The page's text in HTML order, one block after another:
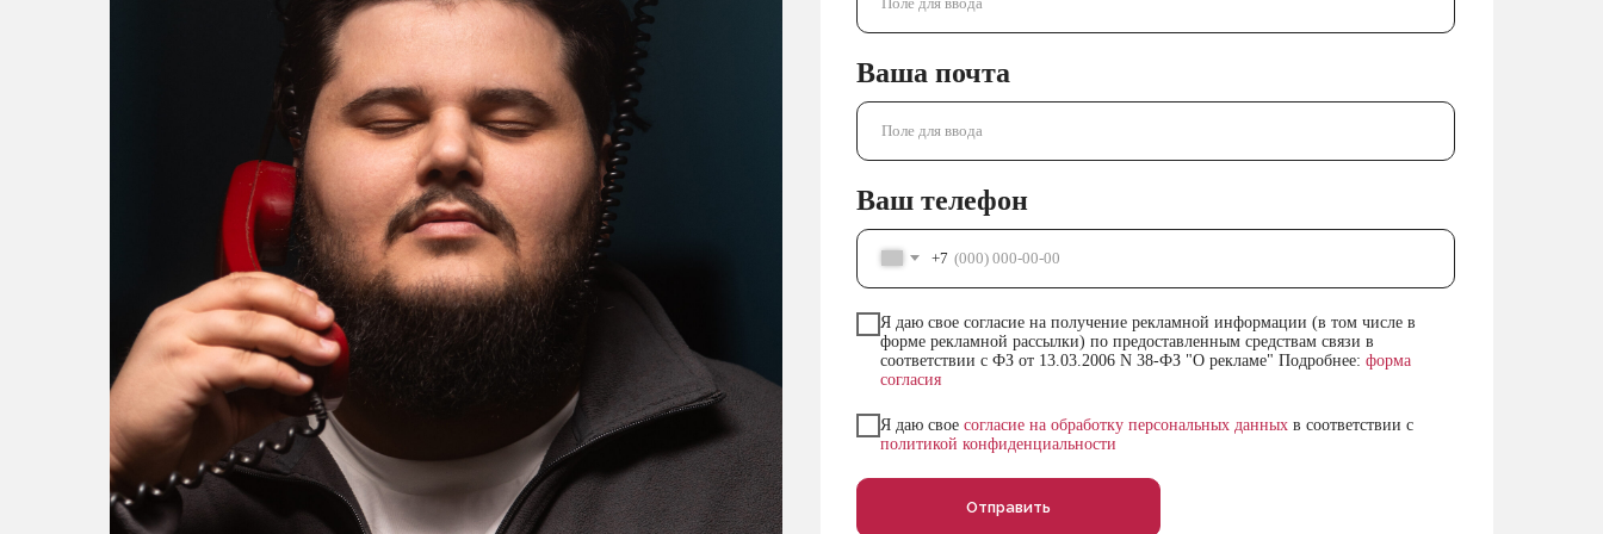
Ваша почта
Ваш телефон
+7
Я даю свое согласие на получение рекламной информации (в том числе в
форме рекламной рассылки) по предоставленным средствам связи в
соответствии с ФЗ от 13.03.2006 N 38-ФЗ "О рекламе" Подробнее: форма
согласия
Я даю свое согласие на обработку персональных данных в соответствии с
политикой конфиденциальности
Отправить